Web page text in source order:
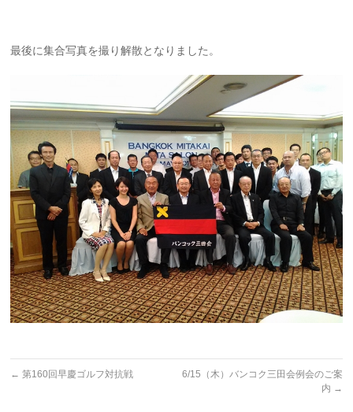
最後に集合写真を撮り解散となりました。
← 第160回早慶ゴルフ対抗戦
6/15（木）バンコク三田会例会のご案
内 →